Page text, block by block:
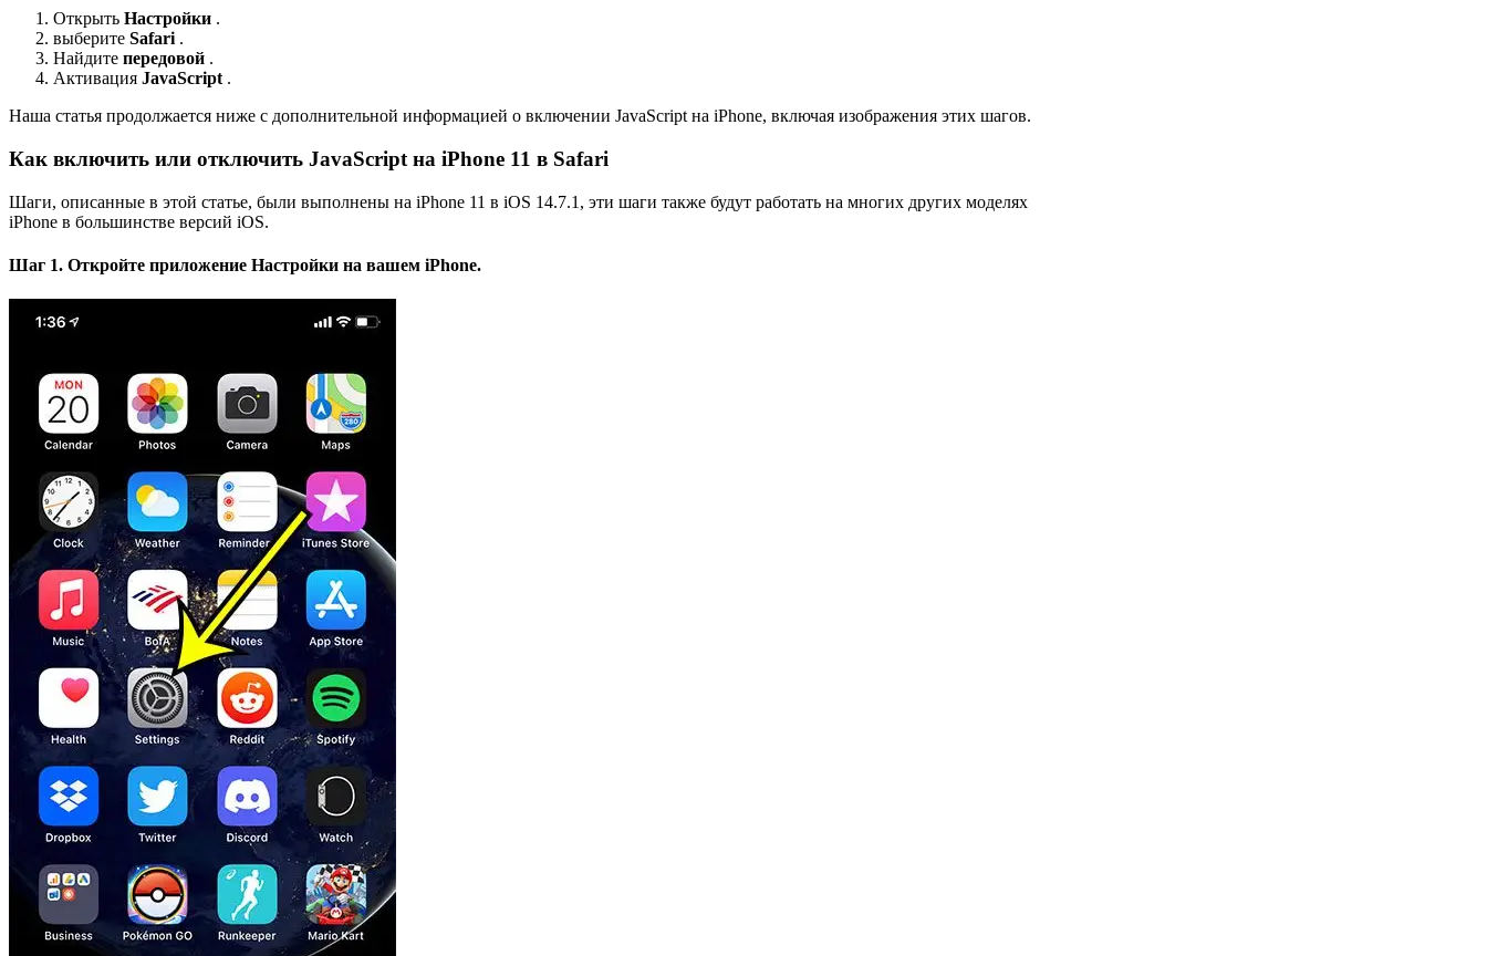
Открыть Настройки .
выберите Safari .
Найдите передовой .
Активация JavaScript .
Наша статья продолжается ниже с дополнительной информацией о включении JavaScript на iPhone, включая изображения этих шагов.
Как включить или отключить JavaScript на iPhone 11 в Safari
Шаги, описанные в этой статье, были выполнены на iPhone 11 в iOS 14.7.1, эти шаги также будут работать на многих других моделях
iPhone в большинстве версий iOS.
Шаг 1. Откройте приложение Настройки на вашем iPhone.